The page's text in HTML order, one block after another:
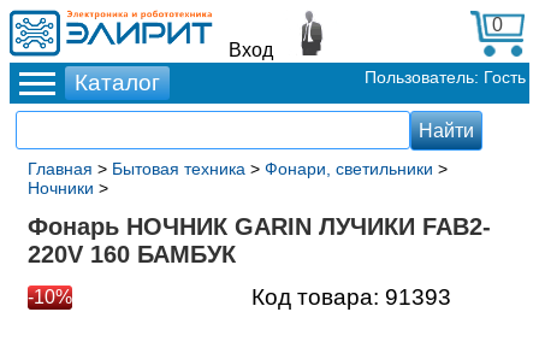
Вход
0
Пользователь: Гость
Главная > Бытовая техника > Фонари, светильники >
Ночники >
Фонарь НОЧНИК GARIN ЛУЧИКИ FAB2-
220V 160 БАМБУК
-10% Код товара: 91393